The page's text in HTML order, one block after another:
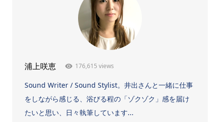
浦上咲恵 176,615 views
Sound Writer / Sound Stylist。井出さんと一緒に仕事
をしながら感じる、浴びる程の「ゾクゾク」感を届け
たいと思い、日々執筆しています...